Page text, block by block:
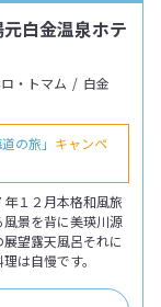
白金温泉ホテ
・トマム 白金
の旅」 キャンペ
１２月本格和風旅
景を背に美瑛川源
望露天風呂それに
は自慢です。